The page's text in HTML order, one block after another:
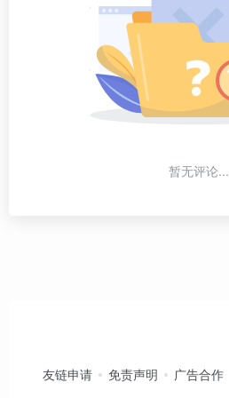
暂无评论...
友链申请 免责声明 广告合作